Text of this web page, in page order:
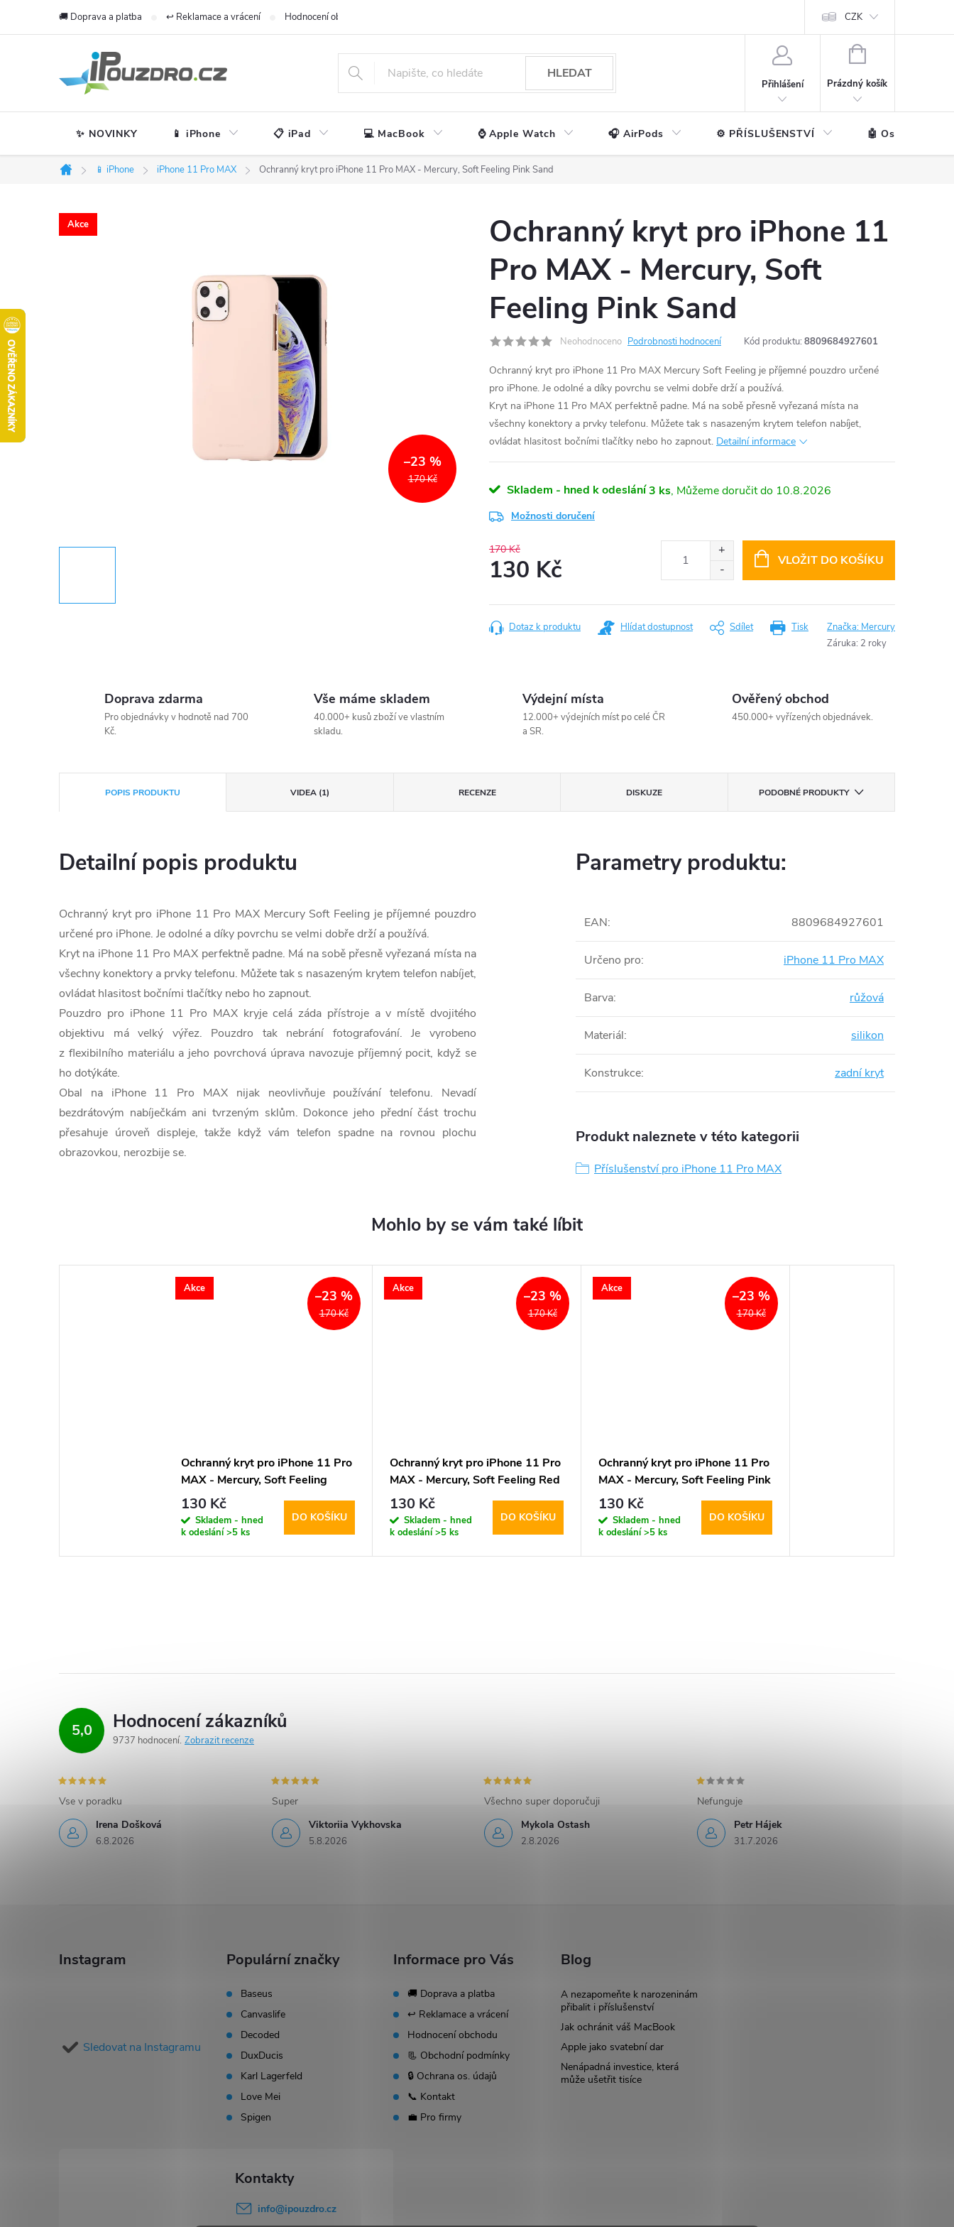
🚚 Doprava a platba ↩️ Reklamace a vrácení Hodnocení obchodu CZK
HLEDAT
Přihlášení
NÁKUPNÍ
Prázdný košík
✨ NOVINKY 📱 iPhone 📋 iPad 💻 MacBook ⌚ Apple Watch 🎧 AirPods ⚙️ PŘÍSLUŠENSTVÍ 🤖 Ostatní
Domů
📱 iPhone iPhone 11 Pro MAX Ochranný kryt pro iPhone 11 Pro MAX - Mercury, Soft Feeling Pink Sand
Akce
170 Kč
–23 %
Ochranný kryt pro iPhone 11
Pro MAX - Mercury, Soft
Feeling Pink Sand
Neohodnoceno Podrobnosti hodnocení Kód produktu: 8809684927601
Ochranný kryt pro iPhone 11 Pro MAX Mercury Soft Feeling je příjemné pouzdro určené
pro iPhone. Je odolné a díky povrchu se velmi dobře drží a používá.
Kryt na iPhone 11 Pro MAX perfektně padne. Má na sobě přesně vyřezaná místa na
všechny konektory a prvky telefonu. Můžete tak s nasazeným krytem telefon nabíjet,
ovládat hlasitost bočními tlačítky nebo ho zapnout. Detailní informace
Skladem - hned k odeslání3 ks 10.8.2026
Možnosti doručení
170 Kč
130 Kč
cena:
VLOŽIT DO KOŠÍKU
Tisk
Dotaz k produktu Hlídat dostupnost Sdílet Značka: Mercury
Záruka: 2 roky
Doprava zdarma
Pro objednávky v hodnotě nad 700
Kč.
Vše máme skladem
40.000+ kusů zboží ve vlastním
skladu.
Výdejní místa
12.000+ výdejních míst po celé ČR
a SR.
Ověřený obchod
450.000+ vyřízených objednávek.
POPIS PRODUKTU VIDEA (1) RECENZE DISKUZE PODOBNÉ PRODUKTY
Detailní popis produktu
Ochranný kryt pro iPhone 11 Pro MAX Mercury Soft Feeling je příjemné pouzdro
určené pro iPhone. Je odolné a díky povrchu se velmi dobře drží a používá.
Kryt na iPhone 11 Pro MAX perfektně padne. Má na sobě přesně vyřezaná místa na
všechny konektory a prvky telefonu. Můžete tak s nasazeným krytem telefon nabíjet,
ovládat hlasitost bočními tlačítky nebo ho zapnout.
Pouzdro pro iPhone 11 Pro MAX kryje celá záda přístroje a v místě dvojitého
objektivu má velký výřez. Pouzdro tak nebrání fotografování. Je vyrobeno
z flexibilního materiálu a jeho povrchová úprava navozuje příjemný pocit, když se
ho dotýkáte.
Obal na iPhone 11 Pro MAX nijak neovlivňuje používání telefonu. Nevadí
bezdrátovým nabíječkám ani tvrzeným sklům. Dokonce jeho přední část trochu
přesahuje úroveň displeje, takže když vám telefon spadne na rovnou plochu
obrazovkou, nerozbije se.
Parametry produktu:
EAN: 8809684927601
Určeno pro: iPhone 11 Pro MAX
Barva: růžová
Materiál: silikon
Konstrukce: zadní kryt
Produkt naleznete v této kategorii
Příslušenství pro iPhone 11 Pro MAX
Akce
170 Kč
–23 %
Ochranný kryt pro iPhone 11 Pro
MAX - Mercury, Soft Feeling
Black
130 Kč
Skladem - hned
k odeslání>5 ks
DO KOŠÍKU
Akce
170 Kč
–23 %
Ochranný kryt pro iPhone 11 Pro
MAX - Mercury, Soft Feeling Red
130 Kč
Skladem - hned
k odeslání>5 ks
DO KOŠÍKU
Akce
170 Kč
–23 %
Ochranný kryt pro iPhone 11 Pro
MAX - Mercury, Soft Feeling Pink
130 Kč
Skladem - hned
k odeslání>5 ks
DO KOŠÍKU
5,0 Hodnocení zákazníků
9737 hodnocení Zobrazit recenze
Irena Došková
6.8.2026
Vse v poradku
Viktoriia Vykhovska
5.8.2026
Super
Mykola Ostash
2.8.2026
Všechno super doporučuji
Petr Hájek
31.7.2026
Nefunguje
Instagram
Sledovat na Instagramu
Populární značky
Baseus
Canvaslife
Decoded
DuxDucis
Karl Lagerfeld
Love Mei
Spigen
Informace pro Vás
🚚 Doprava a platba
↩️ Reklamace a vrácení
Hodnocení obchodu
📃 Obchodní podmínky
🔒 Ochrana os. údajů
📞 Kontakt
💼 Pro firmy
Blog
A nezapomeňte k narozeninám
přibalit i příslušenství
Jak ochránit váš MacBook
Apple jako svatební dar
Nenápadná investice, která
může ušetřit tisíce
info@ipouzdro.cz